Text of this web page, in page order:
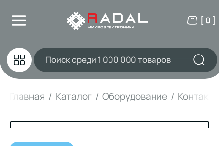
[ 0 ]
Главная Каталог Оборудование